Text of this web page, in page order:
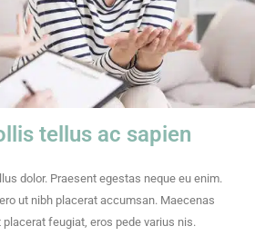
tellus ac sapien
dolor. Praesent egestas neque eu enim.
ut nibh placerat accumsan. Maecenas
placerat feugiat, eros pede varius nis.